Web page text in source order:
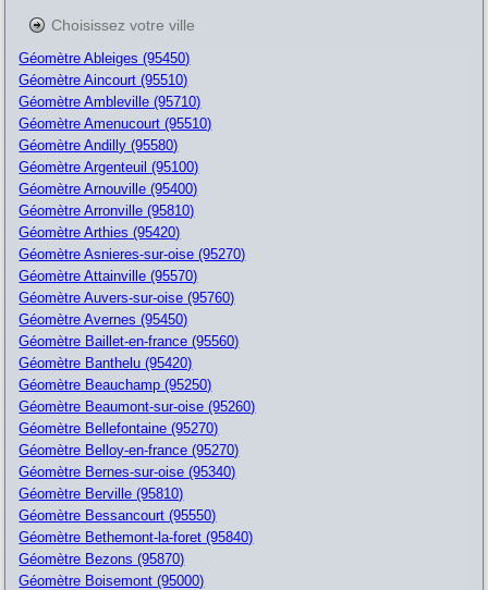
Choisissez votre ville
Géomètre Ableiges (95450)
Géomètre Aincourt (95510)
Géomètre Ambleville (95710)
Géomètre Amenucourt (95510)
Géomètre Andilly (95580)
Géomètre Argenteuil (95100)
Géomètre Arnouville (95400)
Géomètre Arronville (95810)
Géomètre Arthies (95420)
Géomètre Asnieres-sur-oise (95270)
Géomètre Attainville (95570)
Géomètre Auvers-sur-oise (95760)
Géomètre Avernes (95450)
Géomètre Baillet-en-france (95560)
Géomètre Banthelu (95420)
Géomètre Beauchamp (95250)
Géomètre Beaumont-sur-oise (95260)
Géomètre Bellefontaine (95270)
Géomètre Belloy-en-france (95270)
Géomètre Bernes-sur-oise (95340)
Géomètre Berville (95810)
Géomètre Bessancourt (95550)
Géomètre Bethemont-la-foret (95840)
Géomètre Bezons (95870)
Géomètre Boisemont (95000)